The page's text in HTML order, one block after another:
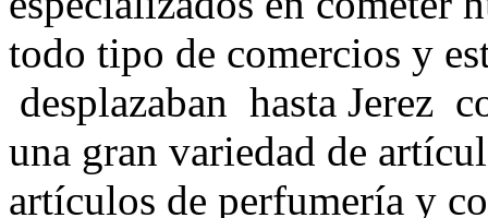
todo tipo de comercios y
desplazaban hasta Jerez
una gran variedad de
artículos de perfumería y